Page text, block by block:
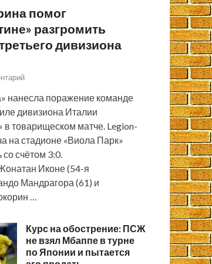
помог
разгромить
дивизиона
нанесла поражение команде
дивизиона Италии
в товарищеском матче. Legion-
на стадионе «Виола Парк»
счётом 3:0.
Иконе (54-я
Мандрагора (61) и
…
Курс на обострение: ПСЖ
не взял Мбаппе в турне
по Японии и пытается